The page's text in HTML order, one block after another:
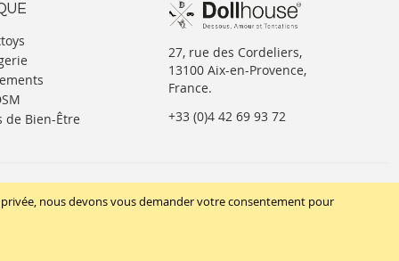
nous devons vous demander votre consentement pour
de Bien-Être
27, rue des Cordeliers,
13100 Aix-en-Provence,
France.
+33 (0)4 42 69 93 72
SUIVEZ-NOUS